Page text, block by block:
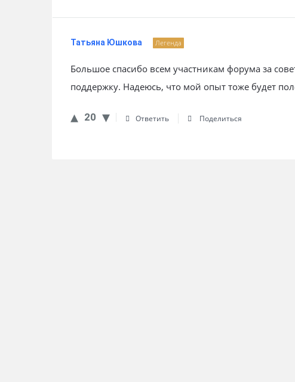
Татьяна Юшкова Легенда
Большое спасибо всем участникам форума за
поддержку. Надеюсь, что мой опыт тоже будет
20 Ответить Поделиться